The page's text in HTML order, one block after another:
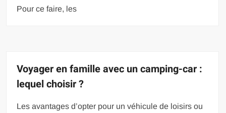
Pour ce faire, les
Voyager en famille avec un camping-car :
lequel choisir ?
Les avantages d’opter pour un véhicule de loisirs ou